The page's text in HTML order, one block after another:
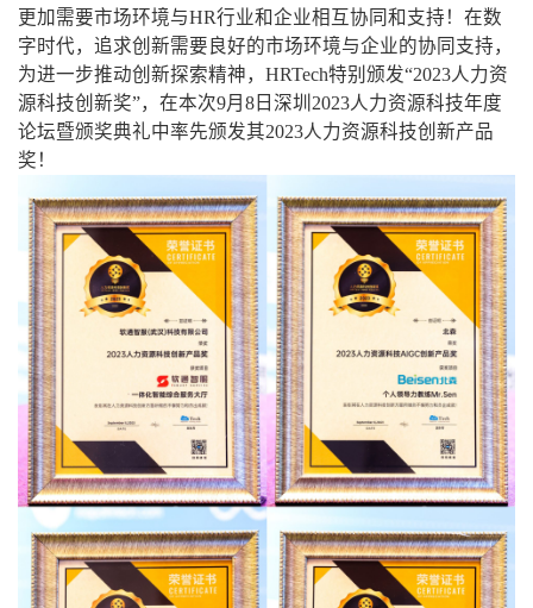
更加需要市场环境与HR行业和企业相互协同和支持！在数
字时代，追求创新需要良好的市场环境与企业的协同支持，
为进一步推动创新探索精神，HRTech特别颁发“2023人力资
源科技创新奖”，在本次9月8日深圳2023人力资源科技年度
论坛暨颁奖典礼中率先颁发其2023人力资源科技创新产品
奖！